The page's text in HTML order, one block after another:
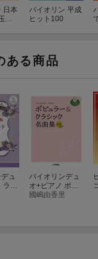
ピアリドーシャス
日本
の
バイオリン 平成
ヒット100
ある商品
ュ
ブ
バイオリンデュ
オ+ピアノ ポピ
ュラー&クラシ
國嶋由香里